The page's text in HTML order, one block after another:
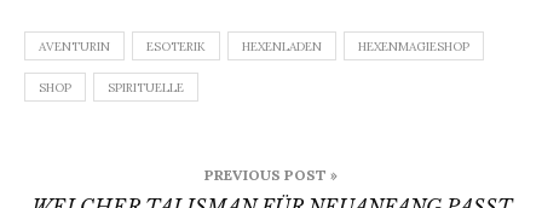
AVENTURIN ESOTERIK HEXENLADEN HEXENMAGIESHOP
SHOP SPIRITUELLE
PREVIOUS POST »